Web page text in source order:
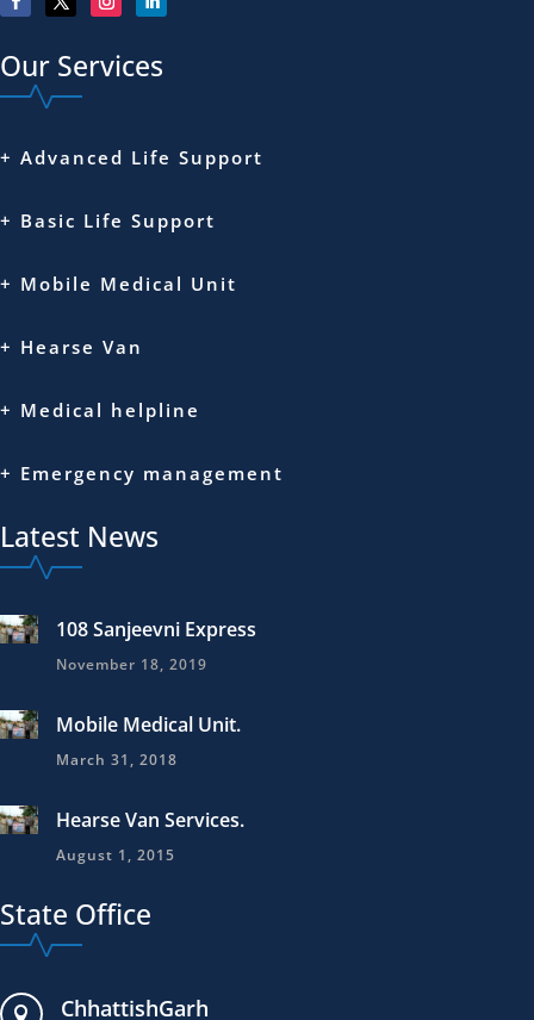
Our Services
+ Advanced Life Support
+ Basic Life Support
+ Mobile Medical Unit
+ Hearse Van
+ Medical helpline
+ Emergency management
Latest News
108 Sanjeevni Express
November 18, 2019
Mobile Medical Unit.
March 31, 2018
Hearse Van Services.
August 1, 2015
State Office
 ChhattishGarh